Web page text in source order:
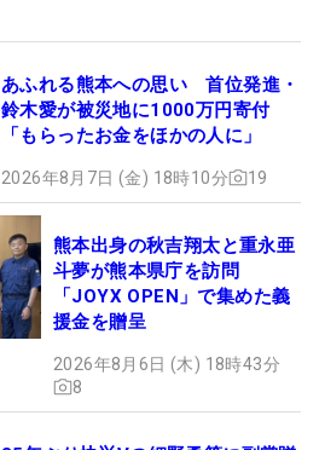
あふれる熊本への思い 首位発進・
鈴木愛が被災地に1000万円寄付
「もらったお金をほかの人に」
2026年8月7日 (金) 18時10分 19
熊本出身の秋吉翔太と重永亜
斗夢が熊本県庁を訪問
「JOYX OPEN」で集めた義
援金を贈呈
2026年8月6日 (木) 18時43分
8